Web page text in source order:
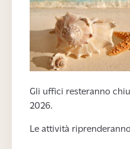
Gli uffici resteranno
2026.
Le attività